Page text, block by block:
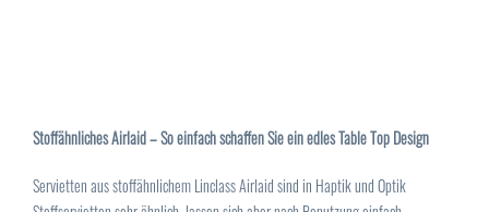
Stoffähnliches Airlaid – So einfach schaffen Sie ein edles Table Top Design
Servietten aus stoffähnlichem Linclass Airlaid sind in Haptik und Optik